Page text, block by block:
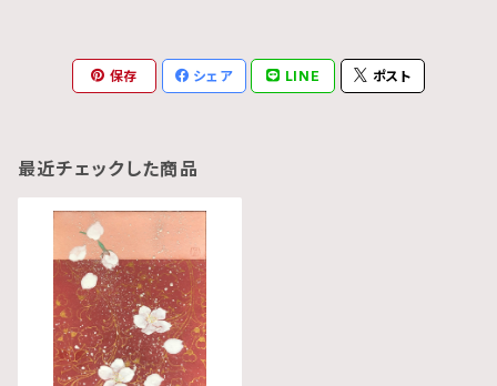
保存 シェア LINE ポスト
最近チェックした商品